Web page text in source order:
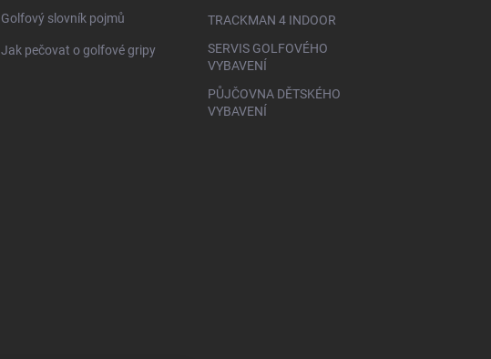
Golfový slovník pojmů
Jak pečovat o golfové gripy
TRACKMAN 4 INDOOR
SERVIS GOLFOVÉHO
VYBAVENÍ
PŮJČOVNA DĚTSKÉHO
VYBAVENÍ